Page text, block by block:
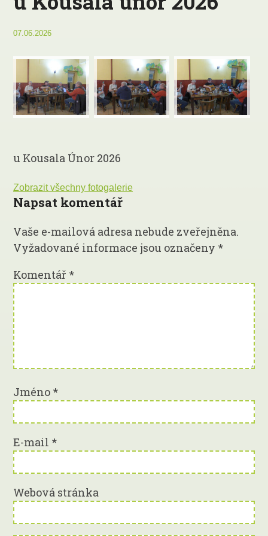
07.06.2026
u Kousala Únor 2026
Zobrazit všechny fotogalerie
Napsat komentář
Vaše e-mailová adresa nebude zveřejněna.
Vyžadované informace jsou označeny *
Komentář *
Jméno *
E-mail *
Webová stránka